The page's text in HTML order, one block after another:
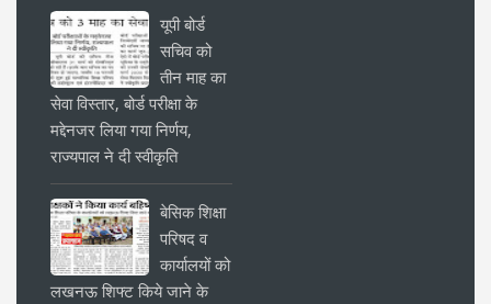
यूपी बोर्ड
सचिव को
तीन माह का
सेवा विस्तार, बोर्ड परीक्षा के
मद्देनजर लिया गया निर्णय,
राज्यपाल ने दी स्वीकृति
बेसिक शिक्षा
परिषद व
कार्यालयों को
लखनऊ शिफ्ट किये जाने के